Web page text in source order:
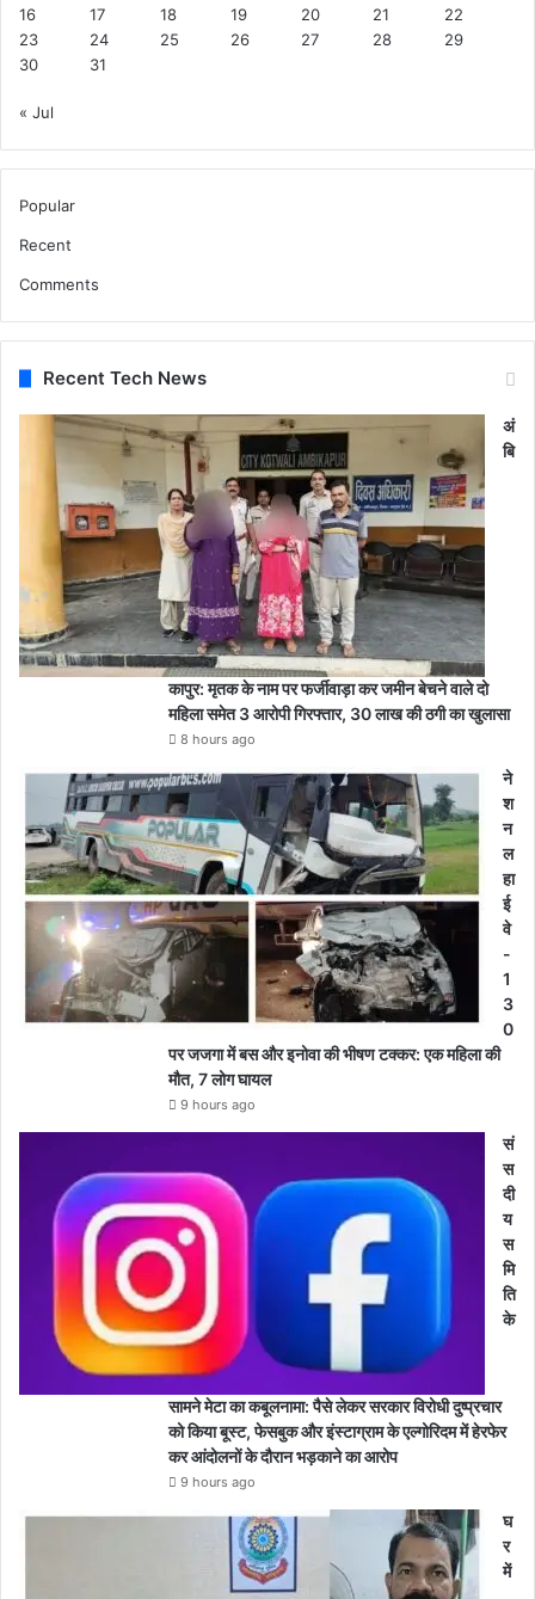
16
17 18 19 20 21
22
23
24 25 26 27 28
29
30
31
« Jul
Popular
Recent
Comments
Recent Tech News
अं
बि
कापुर: मृतक के नाम पर फर्जीवाड़ा कर जमीन बेचने वाले दो
महिला समेत 3 आरोपी गिरफ्तार, 30 लाख की ठगी का खुलासा
8 hours ago
ने
श
न
ल
हा
ई
वे
-
1
3
0
पर जजगा में बस और इनोवा की भीषण टक्कर: एक महिला की
मौत, 7 लोग घायल
9 hours ago
सं
स
दी
य
स
मि
ति
के
सामने मेटा का कबूलनामा: पैसे लेकर सरकार विरोधी दुष्प्रचार
को किया बूस्ट, फेसबुक और इंस्टाग्राम के एल्गोरिदम में हेरफेर
कर आंदोलनों के दौरान भड़काने का आरोप
9 hours ago
घ
र
में